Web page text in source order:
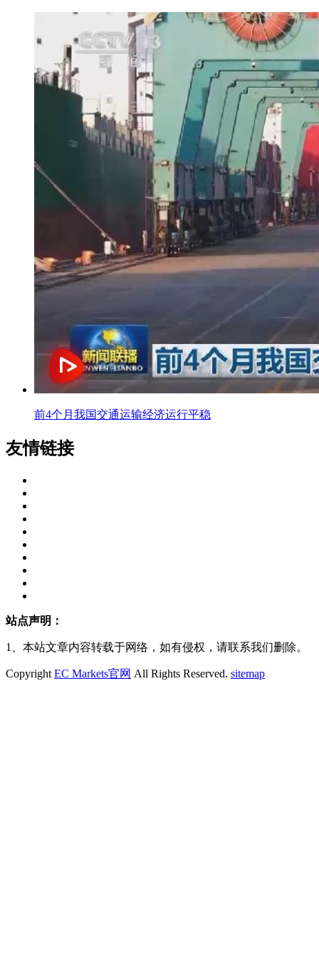
前4个月我国交通运输经济运行平稳
友情链接
站点声明：
1、本站文章内容转载于网络，如有侵权，请联系我们删除。
Copyright EC Markets官网 All Rights Reserved. sitemap